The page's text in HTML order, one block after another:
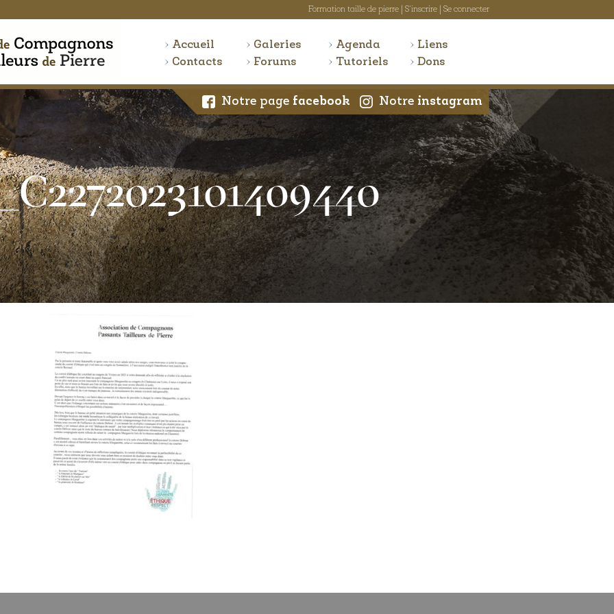
Formation taille de pierre S'inscrire Se connecter
Accueil Galeries Agenda
Liens
Contacts
Forums Tutoriels Dons
Notre page facebook Notre instagram